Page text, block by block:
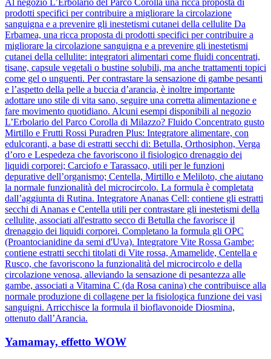
prodotti specifici per contribuire a migliorare la circolazione
sanguigna e a prevenire gli inestetismi cutanei della cellulite Da
Erbamea, una ricca proposta di prodotti specifici per contribuire a
migliorare la circolazione sanguigna e a prevenire gli inestetismi
cutanei della cellulite: integratori alimentari come fluidi concentrati,
tisane, capsule vegetali o bustine solubili, ma anche trattamenti topici
come gel o unguenti. Per contrastare la sensazione di gambe pesanti
e l’aspetto della pelle a buccia d’arancia, è inoltre importante
adottare uno stile di vita sano, seguire una corretta alimentazione e
fare movimento quotidiano. Alcuni esempi disponibili al negozio
L’Erbolario del Parco Corolla di Milazzo? Fluido Concentrato gusto
Mirtillo e Frutti Rossi Puradren Plus: Integratore alimentare, con
edulcoranti, a base di estratti secchi di: Betulla, Orthosiphon, Verga
d’oro e Lespedeza che favoriscono il fisiologico drenaggio dei
liquidi corporei; Carciofo e Tarassaco, utili per le funzioni
depurative dell’organismo; Centella, Mirtillo e Meliloto, che aiutano
la normale funzionalità del microcircolo. La formula è completata
dall’aggiunta di Rutina. Integratore Ananas Cell: contiene gli estratti
secchi di Ananas e Centella utili per contrastare gli inestetismi della
cellulite, associati all'estratto secco di Betulla che favorisce il
drenaggio dei liquidi corporei. Completano la formula gli OPC
(Proantocianidine da semi d'Uva). Integratore Vite Rossa Gambe:
contiene estratti secchi titolati di Vite rossa, Amamelide, Centella e
Rusco, che favoriscono la funzionalità del microcircolo e della
circolazione venosa, alleviando la sensazione di pesantezza alle
gambe, associati a Vitamina C (da Rosa canina) che contribuisce alla
normale produzione di collagene per la fisiologica funzione dei vasi
sanguigni. Arricchisce la formula il bioflavonoide Diosmina,
ottenuto dall’Arancia.
Yamamay, effetto WOW